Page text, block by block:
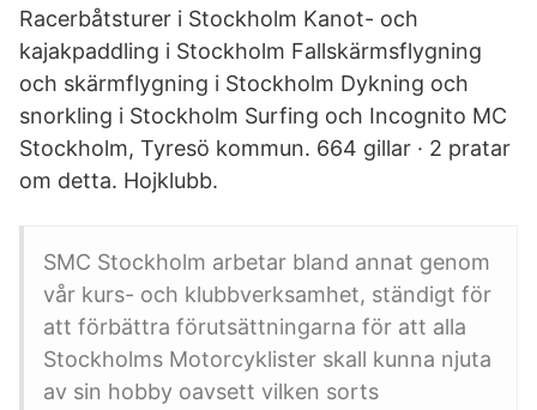
Racerbåtsturer i Stockholm Kanot- och
kajakpaddling i Stockholm Fallskärmsflygning
och skärmflygning i Stockholm Dykning och
snorkling i Stockholm Surfing och Incognito MC
Stockholm, Tyresö kommun. 664 gillar · 2 pratar
om detta. Hojklubb.
SMC Stockholm arbetar bland annat genom
vår kurs- och klubbverksamhet, ständigt för
att förbättra förutsättningarna för att alla
Stockholms Motorcyklister skall kunna njuta
av sin hobby oavsett vilken sorts